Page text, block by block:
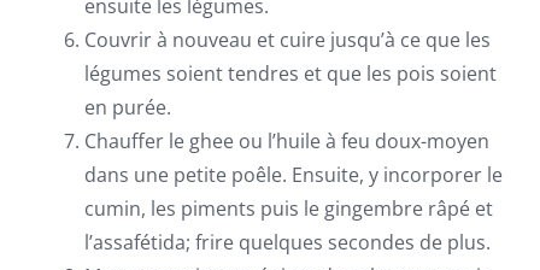
ensuite les légumes.
Couvrir à nouveau et cuire jusqu’à ce que les
légumes soient tendres et que les pois soient
en purée.
Chauffer le ghee ou l’huile à feu doux-moyen
dans une petite poêle. Ensuite, y incorporer le
cumin, les piments puis le gingembre râpé et
l’assafétida; frire quelques secondes de plus.